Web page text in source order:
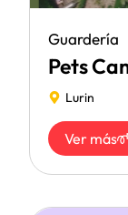
Guardería
Pets
Lurin
Ver más